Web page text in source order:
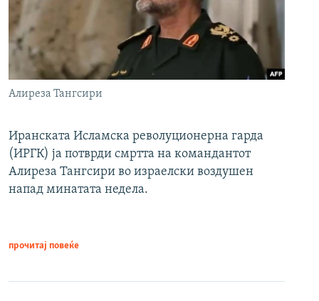
Алиреза Тангсири
Иранската Исламска револуционерна гарда
(ИРГК) ја потврди смртта на командантот
Алиреза Тангсири во израелски воздушен
напад минатата недела.
прочитај повеќе